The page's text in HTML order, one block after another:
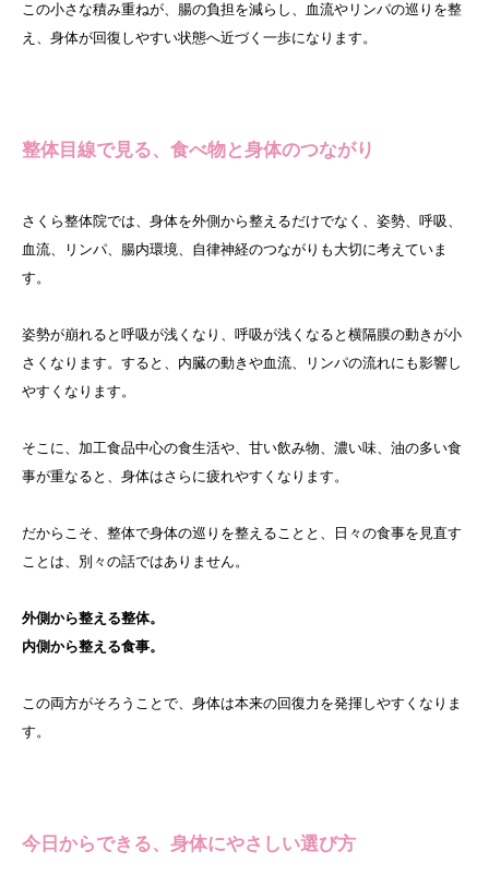
この小さな積み重ねが、腸の負担を減らし、血流やリンパの巡りを整
え、身体が回復しやすい状態へ近づく一歩になります。
整体目線で見る、食べ物と身体のつながり
さくら整体院では、身体を外側から整えるだけでなく、姿勢、呼吸、
血流、リンパ、腸内環境、自律神経のつながりも大切に考えていま
す。
姿勢が崩れると呼吸が浅くなり、呼吸が浅くなると横隔膜の動きが小
さくなります。すると、内臓の動きや血流、リンパの流れにも影響し
やすくなります。
そこに、加工食品中心の食生活や、甘い飲み物、濃い味、油の多い食
事が重なると、身体はさらに疲れやすくなります。
だからこそ、整体で身体の巡りを整えることと、日々の食事を見直す
ことは、別々の話ではありません。
外側から整える整体。
内側から整える食事。
この両方がそろうことで、身体は本来の回復力を発揮しやすくなりま
す。
今日からできる、身体にやさしい選び方